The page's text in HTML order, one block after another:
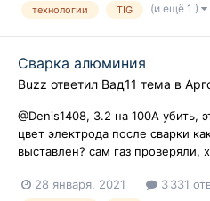
технологии TIG (и ещё 1 )
Сварка алюминия
Buzz ответил Вад11 тема в
@Denis1408, 3.2 на 100А убить,
цвет электрода после сварки
выставлен? сам газ проверяли,
28 января, 2021 3 331